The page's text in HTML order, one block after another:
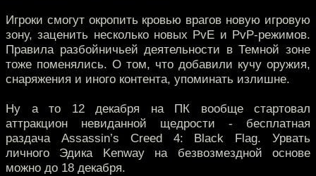
Игроки смогут окропить кровью врагов новую игровую
зону, заценить несколько новых PvE и PvP-режимов.
Правила разбойничьей деятельности в Темной зоне
тоже поменялись. О том, что добавили кучу оружия,
снаряжения и иного контента, упоминать излишне.
Ну а то 12 декабря на ПК вообще стартовал
аттракцион невиданной щедрости - бесплатная
раздача Assassin’s Creed 4: Black Flag. Урвать
личного Эдика Kenway на безвозмездной основе
можно до 18 декабря.